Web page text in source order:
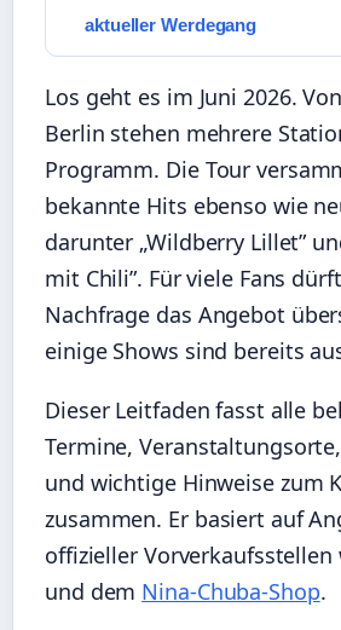
aktueller Werdegang
Los geht es im Juni 2026.
Berlin stehen mehrere
Programm. Die Tour
bekannte Hits ebenso wie
darunter „Wildberry Lillet”
mit Chili”. Für viele Fans
Nachfrage das Angebot
einige Shows sind bereits
Dieser Leitfaden fasst alle
Termine,
und wichtige Hinweise zum
zusammen. Er basiert auf
offizieller Vorverkaufsstellen
und dem Nina-Chuba-Shop.